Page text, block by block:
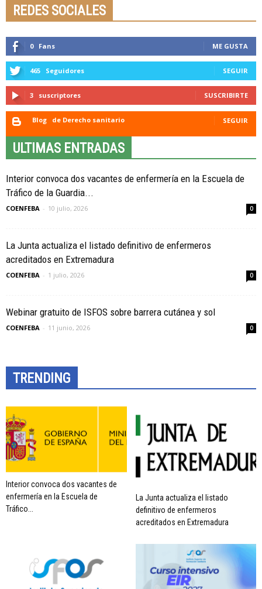
REDES SOCIALES
0 Fans ME GUSTA
465 Seguidores SEGUIR
3 suscriptores SUSCRIBIRTE
Blog de Derecho sanitario SEGUIR
ULTIMAS ENTRADAS
Interior convoca dos vacantes de enfermería en la Escuela de
Tráfico de la Guardia...
COENFEBA - 10 julio, 2026 0
La Junta actualiza el listado definitivo de enfermeros
acreditados en Extremadura
COENFEBA - 1 julio, 2026 0
Webinar gratuito de ISFOS sobre barrera cutánea y sol
COENFEBA - 11 junio, 2026 0
TRENDING
Interior convoca dos vacantes de
enfermería en la Escuela de
Tráfico...
La Junta actualiza el listado
definitivo de enfermeros
acreditados en Extremadura